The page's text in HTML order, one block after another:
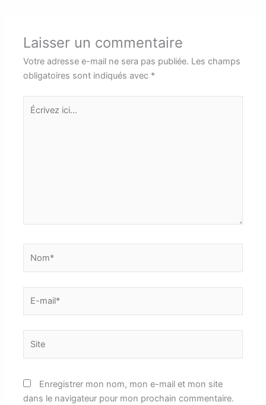
Laisser un commentaire
Votre adresse e-mail ne sera pas publiée. Les champs
obligatoires sont indiqués avec *
Écrivez
Enregistrer mon nom, mon e-mail et mon site
dans le navigateur pour mon prochain commentaire.